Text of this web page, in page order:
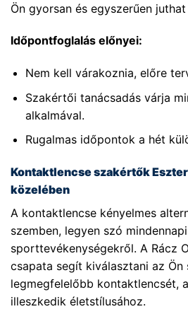
Ön gyorsan és egyszerűen
Időpontfoglalás előnyei:
Nem kell várakoznia, előre
Szakértői tanácsadás várja
alkalmával.
Rugalmas időpontok a hét
Kontaktlencse szakértők
közelében
A kontaktlencse kényelmes
szemben, legyen szó
sporttevékenységekről. A Rácz
csapata segít kiválasztani az Ön
legmegfelelőbb kontaktlencsét,
illeszkedik életstílusához.